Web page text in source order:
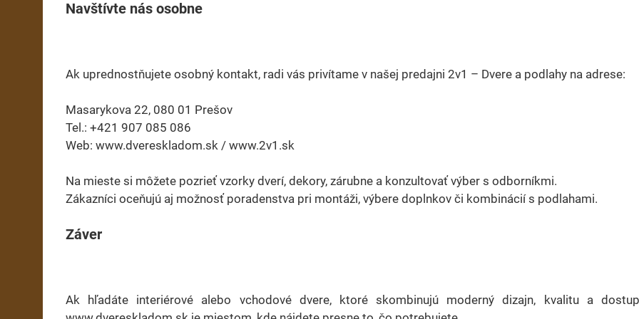
Navštívte nás osobne
Ak uprednostňujete osobný kontakt, radi vás privítame v našej predajni 2v1 – Dvere a podlahy na adrese:
Masarykova 22, 080 01 Prešov
Tel.: +421 907 085 086
Web: www.dvereskladom.sk / www.2v1.sk
Na mieste si môžete pozrieť vzorky dverí, dekory, zárubne a konzultovať výber s odborníkmi.
Zákazníci oceňujú aj možnosť poradenstva pri montáži, výbere doplnkov či kombinácií s podlahami.
Záver
Ak hľadáte interiérové alebo vchodové dvere, ktoré skombinujú moderný dizajn, kvalitu a